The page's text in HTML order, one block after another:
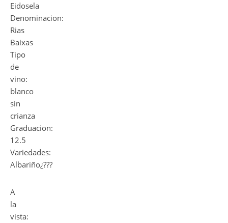
Eidosela
Denominacion:
Rias
Baixas
Tipo
de
vino:
blanco
sin
crianza
Graduacion:
12.5
Variedades:
Albariño¿???
A
la
vista: